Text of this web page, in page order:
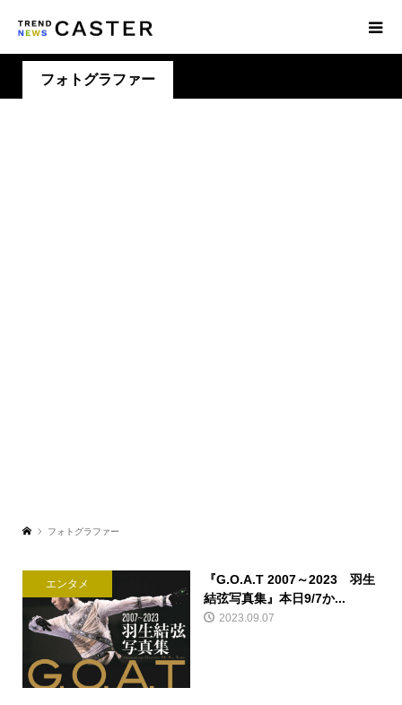
フォトグラファー
フォトグラファー
エンタメ
『G.O.A.T 2007～2023 羽生
結弦写真集』本日9/7か...
2023.09.07